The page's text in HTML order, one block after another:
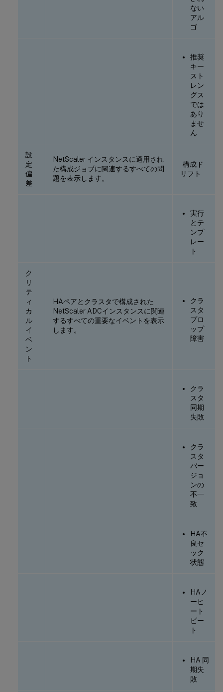
ない
アル
ゴ
推奨
キー
スト
レン
グス
では
あり
ませ
ん
設
定
偏
差
NetScaler インスタンスに適用され
た構成ジョブに関連するすべての問
題を表示します。
-構成ド
リフト
実行
とテ
ンプ
レー
ト
ク
リ
テ
ィ
カ
ル
イ
ベ
ン
ト
HAペアとクラスタで構成された
NetScaler ADCインスタンスに関連
するすべての重要なイベントを表示
します。
クラ
スタ
プロ
ップ
障害
クラ
スタ
同期
失敗
クラ
スタ
バー
ジョ
ンの
不一
致
HA不
良セ
ック
状態
HAノ
ーヒ
ート
ビー
ト
HA 同
期失
敗